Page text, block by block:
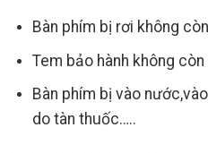
Bàn phím bị rơi không
Tem bảo hành không còn
Bàn phím bị vào
do tàn thuốc…..